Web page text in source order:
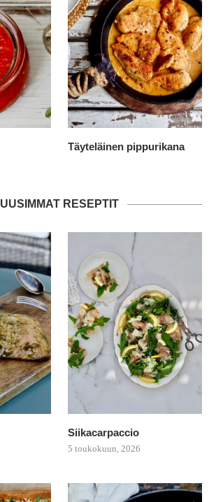
Täyteläinen pippurikana
UUSIMMAT RESEPTIT
Siikacarpaccio
5 toukokuun, 2026